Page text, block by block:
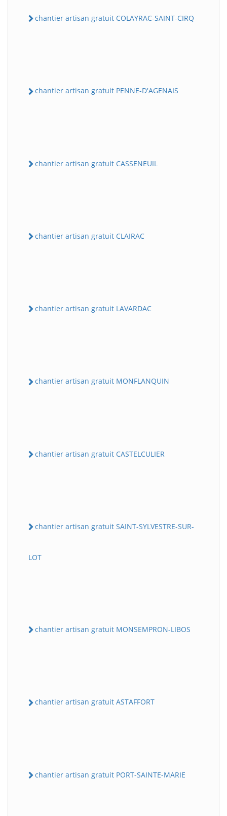
chantier artisan gratuit COLAYRAC-SAINT-CIRQ
chantier artisan gratuit PENNE-D'AGENAIS
chantier artisan gratuit CASSENEUIL
chantier artisan gratuit CLAIRAC
chantier artisan gratuit LAVARDAC
chantier artisan gratuit MONFLANQUIN
chantier artisan gratuit CASTELCULIER
chantier artisan gratuit SAINT-SYLVESTRE-SUR-
LOT
chantier artisan gratuit MONSEMPRON-LIBOS
chantier artisan gratuit ASTAFFORT
chantier artisan gratuit PORT-SAINTE-MARIE